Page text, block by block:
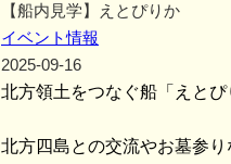
【船内見学】えとぴりか
イベント情報
2025-09-16
北方領土をつなぐ船「えとぴ
北方四島との交流やお墓参